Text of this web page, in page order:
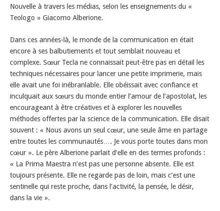
Nouvelle à travers les médias, selon les enseignements du «
Teologo » Giacomo Alberione.
Dans ces années-là, le monde de la communication en était
encore à ses balbutiements et tout semblait nouveau et
complexe. Sœur Tecla ne connaissait peut-être pas en détail les
techniques nécessaires pour lancer une petite imprimerie, mais
elle avait une foi inébranlable. Elle obéissait avec confiance et
inculquait aux sœurs du monde entier l’amour de l’apostolat, les
encourageant à être créatives et à explorer les nouvelles
méthodes offertes par la science de la communication. Elle disait
souvent : « Nous avons un seul cœur, une seule âme en partage
entre toutes les communautés…. Je vous porte toutes dans mon
cœur ». Le père Alberione parlait d’elle en des termes profonds :
« La Prima Maestra n’est pas une personne absente. Elle est
toujours présente. Elle ne regarde pas de loin, mais c’est une
sentinelle qui reste proche, dans l’activité, la pensée, le désir,
dans la vie ».